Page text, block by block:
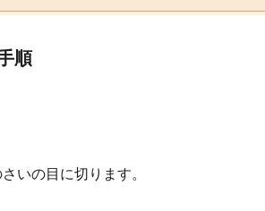
順
いの目に切ります。